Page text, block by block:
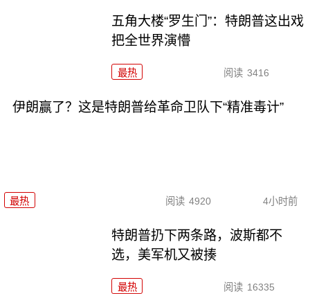
五角大楼“罗生门”：特朗普这出戏
把全世界演懵
最热 阅读 3416
伊朗赢了？这是特朗普给革命卫队下“精准毒计”
最热 阅读 4920 4小时前
特朗普扔下两条路，波斯都不
选，美军机又被揍
最热 阅读 16335